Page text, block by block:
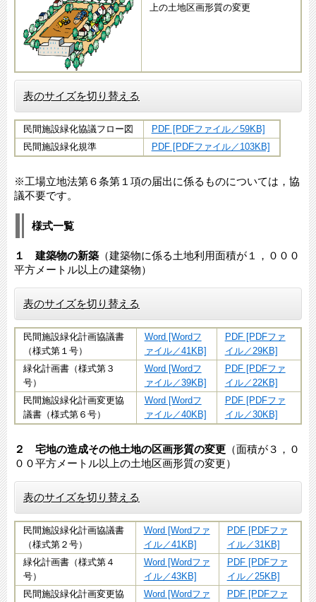
上の土地区画形質の変更
表のサイズを切り替える
民間施設緑化協議フロー図
PDF [PDFファイル／59KB]
民間施設緑化規準
PDF [PDFファイル／103KB]
※工場立地法第６条第１項の届出に係るものについては，協
議不要です。
様式一覧
１ 建築物の新築 （建築物に係る土地利用面積が１，０００
平方メートル以上の建築物）
表のサイズを切り替える
民間施設緑化計画協議書
（様式第１号）
Word [Wordフ
ァイル／41KB]
PDF [PDFファ
イル／29KB]
緑化計画書（様式第３
号）
Word [Wordフ
ァイル／39KB]
PDF [PDFファ
イル／22KB]
民間施設緑化計画変更協
議書（様式第６号）
Word [Wordフ
ァイル／40KB]
PDF [PDFファ
イル／30KB]
２ 宅地の造成その他土地の区画形質の変更 （面積が３，０
００平方メートル以上の土地区画形質の変更）
表のサイズを切り替える
民間施設緑化計画協議書
（様式第２号）
Word [Wordファ
イル／41KB]
PDF [PDFファ
イル／31KB]
緑化計画書（様式第４
号）
Word [Wordファ
イル／43KB]
PDF [PDFファ
イル／25KB]
民間施設緑化計画変更協
Word [Wordファ
PDF [PDFファ